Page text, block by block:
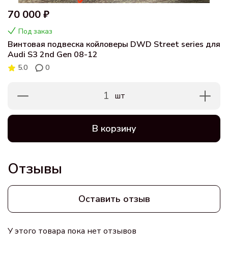
70 000 ₽
Под заказ
Винтовая подвеска койловеры DWD Street series для
Audi S3 2nd Gen 08-12
5.0 0
1 шт
В корзину
Отзывы
Оставить отзыв
У этого товара пока нет отзывов